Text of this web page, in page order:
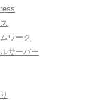
ワーク
サーバー